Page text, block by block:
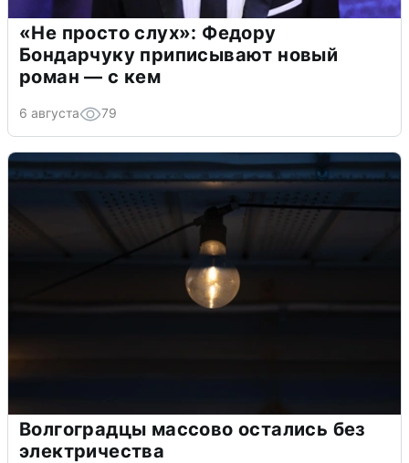
«Не просто слух»: Федору
Бондарчуку приписывают новый
роман — с кем
6 августа 79
Волгоградцы массово остались без
электричества